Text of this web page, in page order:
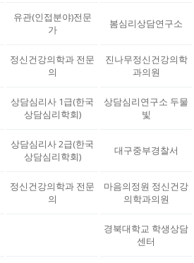
유관(인접분야)전문
가
봄심리상담연구소
정신건강의학과 전문
의
진나무정신건강의학
과의원
상담심리사 1급(한국
상담심리학회)
상담심리연구소 두물
빛
상담심리사 2급(한국
상담심리학회)
대구중부경찰서
정신건강의학과 전문
의
마음의정원 정신건강
의학과의원
경북대학교 학생상담
센터